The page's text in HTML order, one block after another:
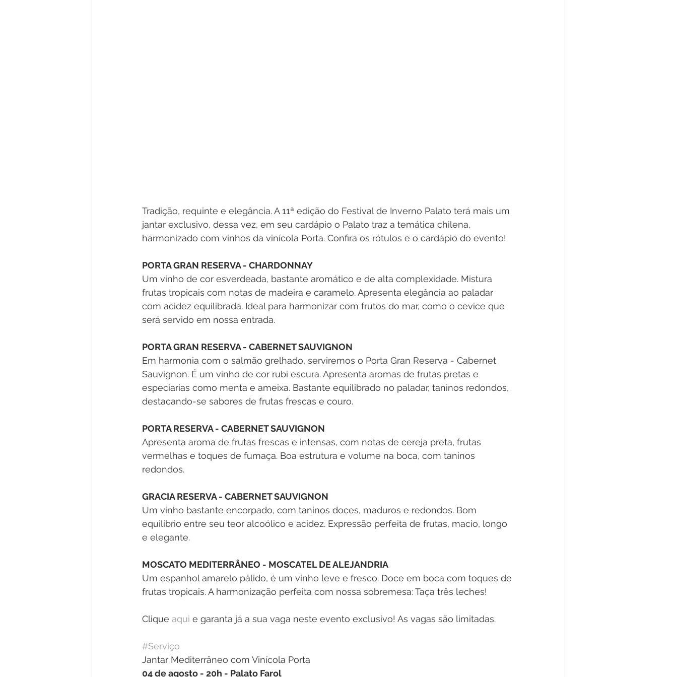
Tradição, requinte e elegância. A 11ª edição do Festival de Inverno Palato terá mais um
jantar exclusivo, dessa vez, em seu cardápio o Palato traz a temática chilena,
harmonizado com vinhos da vinícola Porta. Confira os rótulos e o cardápio do evento!
PORTA GRAN RESERVA - CHARDONNAY
Um vinho de cor esverdeada, bastante aromático e de alta complexidade. Mistura
frutas tropicais com notas de madeira e caramelo. Apresenta elegância ao paladar
com acidez equilibrada. Ideal para harmonizar com frutos do mar, como o cevice que
será servido em nossa entrada.
PORTA GRAN RESERVA - CABERNET SAUVIGNON
Em harmonia com o salmão grelhado, serviremos o Porta Gran Reserva - Cabernet
Sauvignon. É um vinho de cor rubi escura. Apresenta aromas de frutas pretas e
especiarias como menta e ameixa. Bastante equilibrado no paladar, taninos redondos,
destacando-se sabores de frutas frescas e couro.
PORTA RESERVA - CABERNET SAUVIGNON
Apresenta aroma de frutas frescas e intensas, com notas de cereja preta, frutas
vermelhas e toques de fumaça. Boa estrutura e volume na boca, com taninos
redondos.
GRACIA RESERVA - CABERNET SAUVIGNON
Um vinho bastante encorpado, com taninos doces, maduros e redondos. Bom
equilíbrio entre seu teor alcoólico e acidez. Expressão perfeita de frutas, macio, longo
e elegante.
MOSCATO MEDITERRÂNEO - MOSCATEL DE ALEJANDRIA
Um espanhol amarelo pálido, é um vinho leve e fresco. Doce em boca com toques de
frutas tropicais. A harmonização perfeita com nossa sobremesa: Taça três leches!
Clique aqui e garanta já a sua vaga neste evento exclusivo! As vagas são limitadas.
#Serviço
Jantar Mediterrâneo com Vinícola Porta
04 de agosto - 20h - Palato Farol